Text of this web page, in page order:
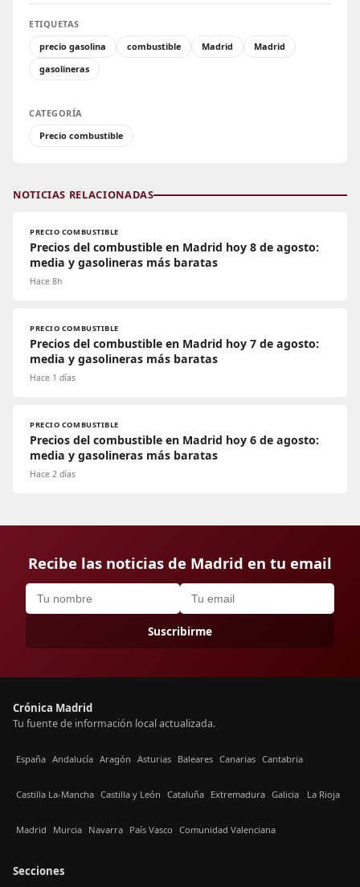
ETIQUETAS
precio gasolina
combustible Madrid
Madrid
gasolineras
CATEGORÍA
Precio combustible
NOTICIAS RELACIONADAS
PRECIO COMBUSTIBLE
Precios del combustible en Madrid hoy 8 de agosto:
media y gasolineras más baratas
Hace 8h
PRECIO COMBUSTIBLE
Precios del combustible en Madrid hoy 7 de agosto:
media y gasolineras más baratas
Hace 1 días
PRECIO COMBUSTIBLE
Precios del combustible en Madrid hoy 6 de agosto:
media y gasolineras más baratas
Hace 2 días
Recibe las noticias de Madrid en tu email
Suscribirme
Crónica Madrid
Tu fuente de información local actualizada.
España Andalucía Aragón Asturias Baleares Canarias Cantabria
Castilla La-Mancha Castilla y León Cataluña Extremadura Galicia La Rioja
Madrid Murcia Navarra País Vasco Comunidad Valenciana
Secciones